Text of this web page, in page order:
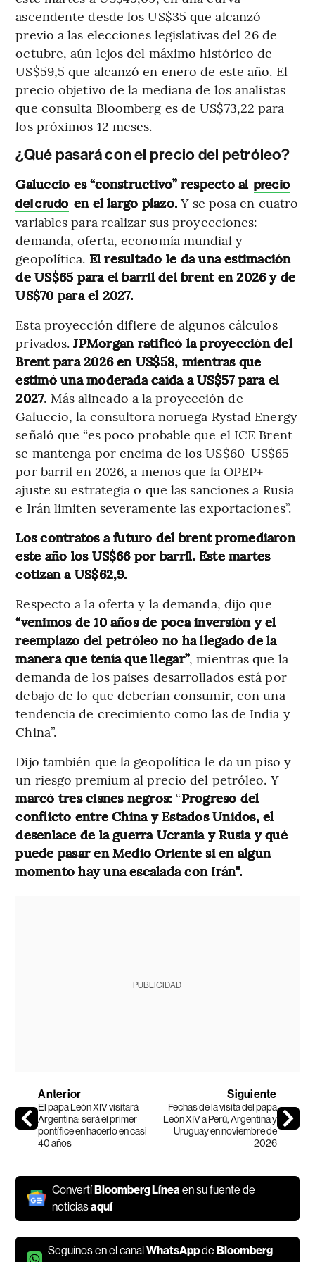
ascendente desde los US$35 que alcanzó
previo a las elecciones legislativas del 26 de
octubre, aún lejos del máximo histórico de
US$59,5 que alcanzó en enero de este año. El
precio objetivo de la mediana de los analistas
que consulta Bloomberg es de US$73,22 para
los próximos 12 meses.
¿Qué pasará con el precio del petróleo?
Galuccio es “constructivo” respecto al precio
del crudo en el largo plazo.Y se posa en cuatro
variables para realizar sus proyecciones:
demanda, oferta, economía mundial y
geopolítica. El resultado le da una estimación
de US$65 para el barril del brent en 2026 y de
US$70 para el 2027.
Esta proyección difiere de algunos cálculos
privados.JPMorgan ratificó la proyección del
Brent para 2026 en US$58, mientras que
estimó una moderada caída a US$57 para el
2027. Más alineado a la proyección de
Galuccio, la consultora noruega Rystad Energy
señaló que “es poco probable que el ICE Brent
se mantenga por encima de los US$60-US$65
por barril en 2026, a menos que la OPEP+
ajuste su estrategia o que las sanciones a Rusia
e Irán limiten severamente las exportaciones”.
Los contratos a futuro del brent promediaron
este año los US$66 por barril. Este martes
cotizan a US$62,9.
Respecto a la oferta y la demanda, dijo que
“venimos de 10 años de poca inversión y el
reemplazo del petróleo no ha llegado de la
manera que tenía que llegar”, mientras que la
demanda de los países desarrollados está por
debajo de lo que deberían consumir, con una
tendencia de crecimiento como las de India y
China”.
Dijo también que la geopolítica le da un piso y
un riesgo premium al precio del petróleo. Y
marcó tres cisnes negros: “Progreso del
conflicto entre China y Estados Unidos, el
desenlace de la guerra Ucrania y Rusia y qué
puede pasar en Medio Oriente si en algún
momento hay una escalada con Irán”.
PUBLICIDAD
Anterior
El papa León XIV visitará
Argentina: será el primer
pontífice en hacerlo en casi
40 años
Siguiente
Fechas de la visita del papa
León XIV a Perú, Argentina y
Uruguay en noviembre de
2026
ConvertíBloomberg Línea en su fuente de
noticiasaquí
Seguínos en el canalWhatsAppdeBloomberg